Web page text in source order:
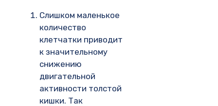
Слишком маленькое
количество
клетчатки приводит
к значительному
снижению
двигательной
активности толстой
кишки. Так